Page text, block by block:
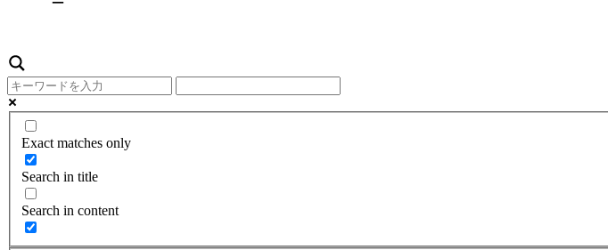
Exact matches only
Search in title
Search in content